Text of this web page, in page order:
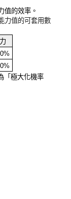
值的效率。
力值的可套用數
「極大化機率